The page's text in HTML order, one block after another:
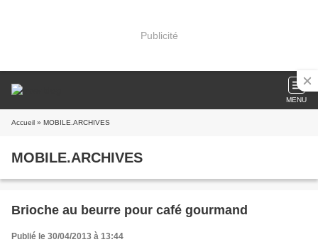
Publicité
MENU
Accueil » MOBILE.ARCHIVES
MOBILE.ARCHIVES
Brioche au beurre pour café gourmand
Publié le 30/04/2013 à 13:44